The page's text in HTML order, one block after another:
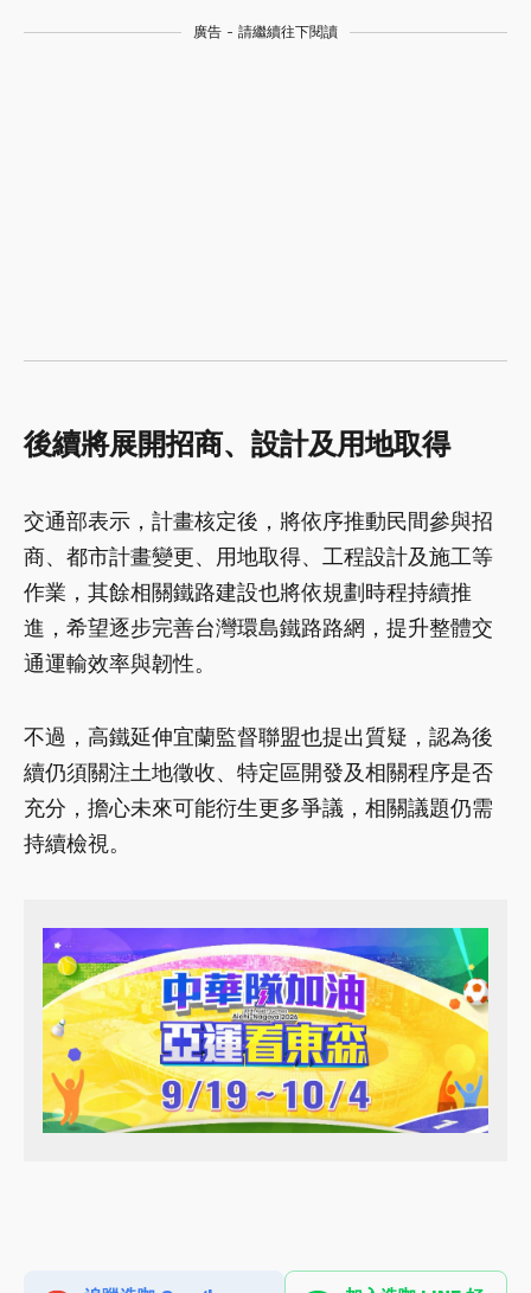
廣告 - 請繼續往下閱讀
後續將展開招商、設計及用地取得
交通部表示，計畫核定後，將依序推動民間參與招
商、都市計畫變更、用地取得、工程設計及施工等
作業，其餘相關鐵路建設也將依規劃時程持續推
進，希望逐步完善台灣環島鐵路路網，提升整體交
通運輸效率與韌性。
不過，高鐵延伸宜蘭監督聯盟也提出質疑，認為後
續仍須關注土地徵收、特定區開發及相關程序是否
充分，擔心未來可能衍生更多爭議，相關議題仍需
持續檢視。